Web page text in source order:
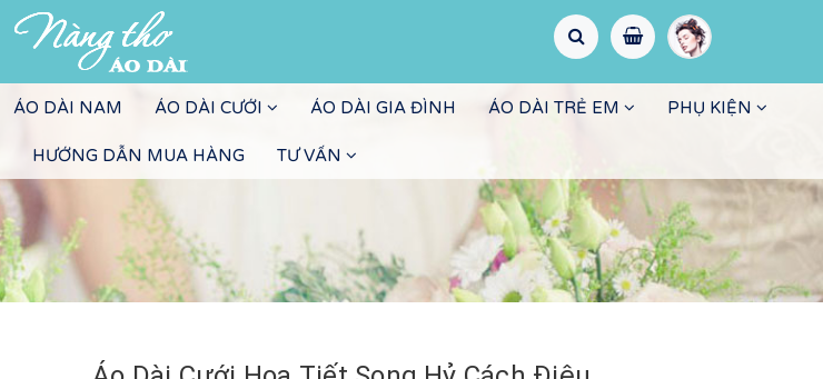
ÁO DÀI NAM ÁO DÀI CƯỚI ÁO DÀI GIA ĐÌNH ÁO DÀI TRẺ EM PHỤ KIỆN
HƯỚNG DẪN MUA HÀNG TƯ VẤN